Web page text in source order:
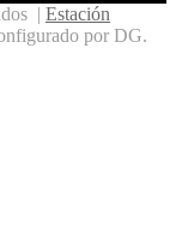
| Estación
por DG.